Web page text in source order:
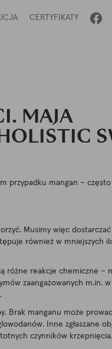
CERTYFIKATY
MAJA
przypadku mangan – często
Musimy więc
również w mniejszych
różne reakcje chemiczne –
zaangażowanych m.in.
Brak manganu może
Inne zgłaszane
czynników krzepnięcia.